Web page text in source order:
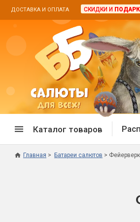
ДОСТАВКА И ОПЛАТА СКИДКИ И
Каталог товаров
Главная Батареи салютов